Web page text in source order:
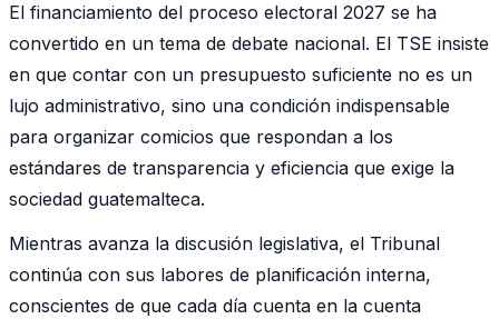
El financiamiento del proceso electoral 2027 se ha
convertido en un tema de debate nacional. El TSE insiste
en que contar con un presupuesto suficiente no es un
lujo administrativo, sino una condición indispensable
para organizar comicios que respondan a los
estándares de transparencia y eficiencia que exige la
sociedad guatemalteca.
Mientras avanza la discusión legislativa, el Tribunal
continúa con sus labores de planificación interna,
conscientes de que cada día cuenta en la cuenta